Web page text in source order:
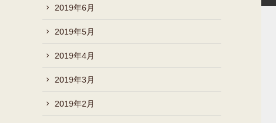
2019年6月
2019年5月
2019年4月
2019年3月
2019年2月